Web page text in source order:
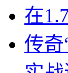
在
传